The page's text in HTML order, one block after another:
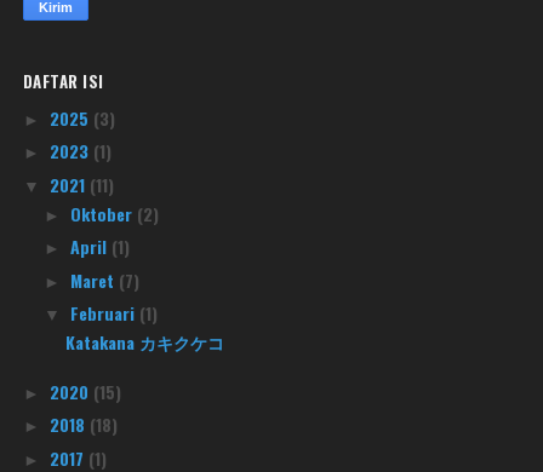
DAFTAR ISI
► 2025 (3)
► 2023 (1)
▼ 2021 (11)
► Oktober (2)
► April (1)
► Maret (7)
▼ Februari (1)
Katakana カキクケコ
► 2020 (15)
► 2018 (18)
► 2017 (1)